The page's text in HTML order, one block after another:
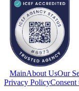
MainAbout UsOur
Privacy Policy